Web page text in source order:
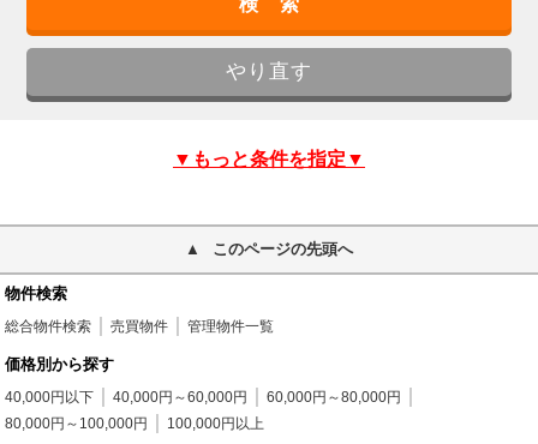
▼もっと条件を指定▼
このページの先頭へ
物件検索
総合物件検索 売買物件 管理物件一覧
価格別から探す
40,000円以下 40,000円～60,000円
60,000円～80,000円
80,000円～100,000円
100,000円以上